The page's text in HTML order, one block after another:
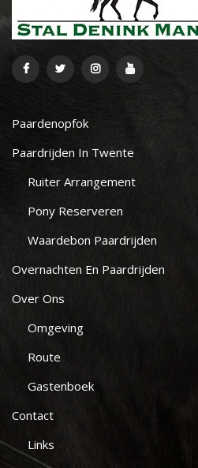
Paardenopfok
Paardrijden In Twente
Ruiter Arrangement
Pony Reserveren
Waardebon Paardrijden
Overnachten En Paardrijden
Over Ons
Omgeving
Route
Gastenboek
Contact
Links